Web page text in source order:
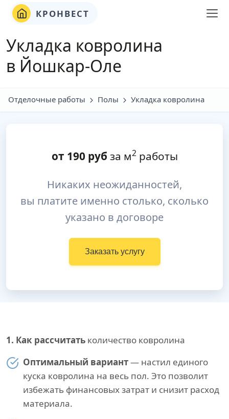
КРОНВЕСТ
Укладка ковролина
в Йошкар-Оле
Отделочные работы Полы Укладка ковролина
от 190руб за м2работы
Никаких неожиданностей,
вы платите именно столько, сколько
указано в договоре
Заказать услугу
1. Как рассчитать количество ковролина
Оптимальный вариант— настил единого
куска ковролина на весь пол. Это позволит
избежать финансовых затрат и снизит расход
материала.